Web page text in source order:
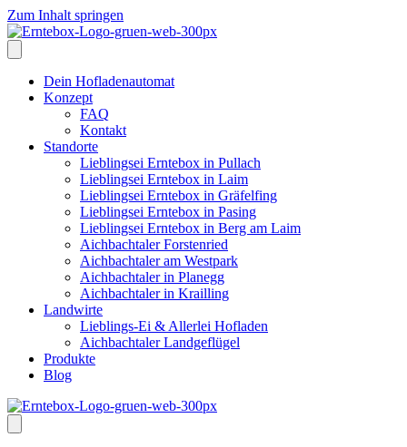
Zum Inhalt springen
Dein Hofladenautomat
Konzept
FAQ
Kontakt
Standorte
Lieblingsei Erntebox in Pullach
Lieblingsei Erntebox in Laim
Lieblingsei Erntebox in Gräfelfing
Lieblingsei Erntebox in Pasing
Lieblingsei Erntebox in Berg am Laim
Aichbachtaler Forstenried
Aichbachtaler am Westpark
Aichbachtaler in Planegg
Aichbachtaler in Krailling
Landwirte
Lieblings-Ei & Allerlei Hofladen
Aichbachtaler Landgeflügel
Produkte
Blog